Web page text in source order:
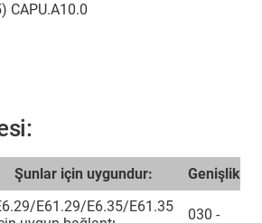
CAPU.A10.0
Şunlar için uygundur: Genişlik
E61.29/E6.35/E61.35
030 -